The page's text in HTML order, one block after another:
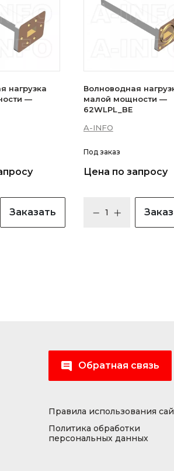
нагрузка
—
Заказать
Волноводная
малой мощности —
62WLPL_BE
A-INFO
Под заказ
Цена по запросу
Обратная связь
Правила использования
Политика обработки
персональных данных